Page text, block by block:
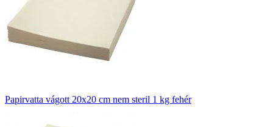
Papirvatta vágott 20x20 cm nem steril 1 kg fehér